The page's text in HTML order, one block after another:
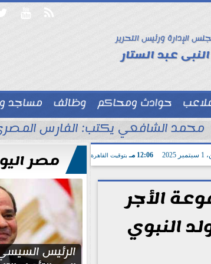
 
الإدارة ورئيس التحرير
عبد الستار
حوادث ومحاكم وظائف
مساجد

محمد الشافعي يكتب: الفارس المصري
12:06 مـ بتوقيت القاهرة
الأجر
النبوي
مصر
الرئيس